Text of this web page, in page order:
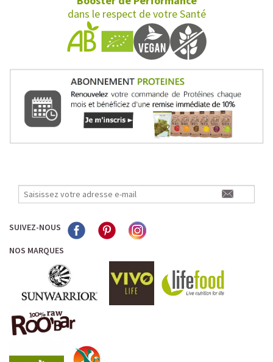
dans le respect de votre Santé
SUIVEZ-NOUS
NOS MARQUES